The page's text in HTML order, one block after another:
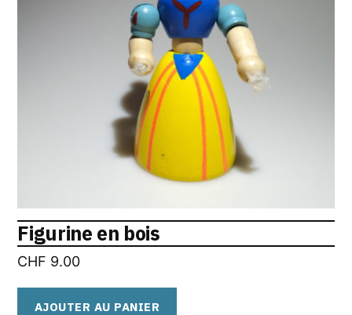
Figurine en bois
CHF 9.00
AJOUTER AU PANIER